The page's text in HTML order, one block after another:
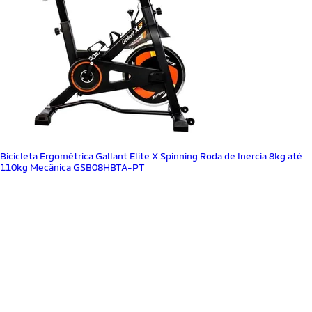
Bicicleta Ergométrica Gallant Elite X Spinning Roda de Inercia 8kg até
110kg Mecânica GSB08HBTA-PT